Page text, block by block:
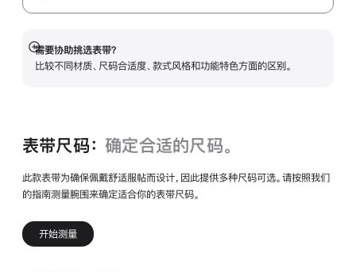
需要协助挑选表带？
比较不同材质、尺码合适度、款式风格和功能特色方面的区别。
展
开
表带尺码： 确定合适的尺码。
此款表带为确保佩戴舒适服帖而设计，因此提供多种尺码可选。请按照我们
的指南测量腕围来确定适合你的表带尺码。
开始测量